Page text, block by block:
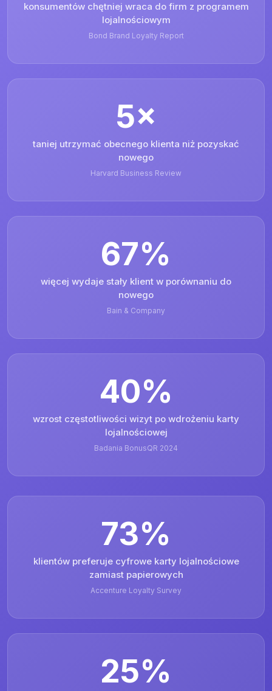
konsumentów chętniej wraca do firm z programem
lojalnościowym
Bond Brand Loyalty Report
5×
taniej utrzymać obecnego klienta niż pozyskać
nowego
Harvard Business Review
67%
więcej wydaje stały klient w porównaniu do
nowego
Bain & Company
40%
wzrost częstotliwości wizyt po wdrożeniu karty
lojalnościowej
Badania BonusQR 2024
73%
klientów preferuje cyfrowe karty lojalnościowe
zamiast papierowych
Accenture Loyalty Survey
25%